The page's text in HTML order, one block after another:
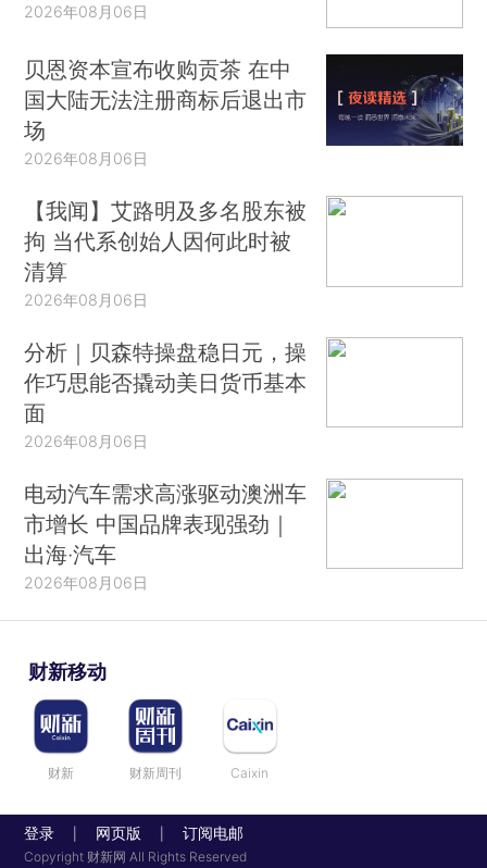
2026年08月06日
贝恩资本宣布收购贡茶 在中
国大陆无法注册商标后退出市
场
2026年08月06日
【我闻】艾路明及多名股东被
拘 当代系创始人因何此时被
清算
2026年08月06日
分析｜贝森特操盘稳日元，操
作巧思能否撬动美日货币基本
面
2026年08月06日
电动汽车需求高涨驱动澳洲车
市增长 中国品牌表现强劲｜
出海·汽车
2026年08月06日
财新移动
财新 财新周刊 Caixin
登录 网页版 订阅电邮
Copyright 财新网 All Rights Reserved